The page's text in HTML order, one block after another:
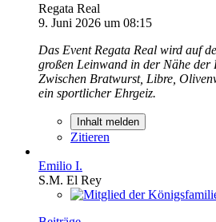
Regata Real
9. Juni 2026 um 08:15
Das Event Regata Real wird auf
großen Leinwand in der Nähe der
Zwischen Bratwurst, Libre,
ein sportlicher Ehrgeiz.
Inhalt melden
Zitieren
Emilio I.
S.M. El Rey